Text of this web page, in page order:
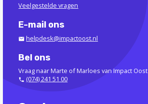
Veelgestelde vragen
E-mail ons
helpdesk@impactoost.nl
Bel ons
Vraag naar Marte of Marloes van Impact Oost
(074) 241 51 00